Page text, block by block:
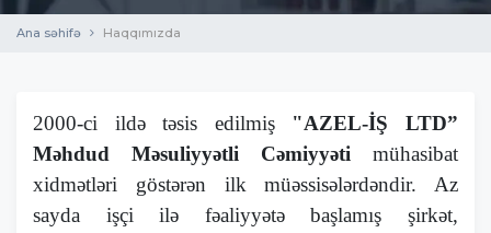
Ana səhifə Haqqımızda
2000-ci ildə təsis edilmiş"AZEL-İŞ LTD”
Məhdud Məsuliyyətli Cəmiyyəti mühasibat
xidmətləri göstərən ilk müəssisələrdəndir. Az
sayda işçi ilə fəaliyyətə başlamış şirkət,